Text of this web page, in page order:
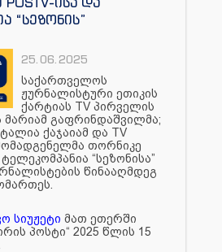
“სეზონის”
25.06.2025
საქართველოს
ჟურნალისტური ეთიკის
ქარტიას TV პირველის
მარიამ გაფრინდაშვილმა;
ქაჯაიამ და TV
თორნიკე
“სეზონისა”
წინააღმდეგ
სიუჟეტი მათ ეთერში
პოსტი“ 2025 წლის 15